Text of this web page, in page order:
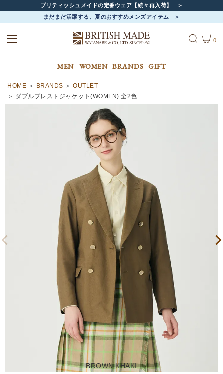
ブリティッシュメイドの定番ウェア【続々再入荷】
まだまだ活躍する、夏のおすすめメンズアイテム
0
MEN WOMEN BRANDS GIFT
HOME BRANDS
OUTLET
ダブルブレストジャケット(WOMEN) 全2色
BROWN KHAKI